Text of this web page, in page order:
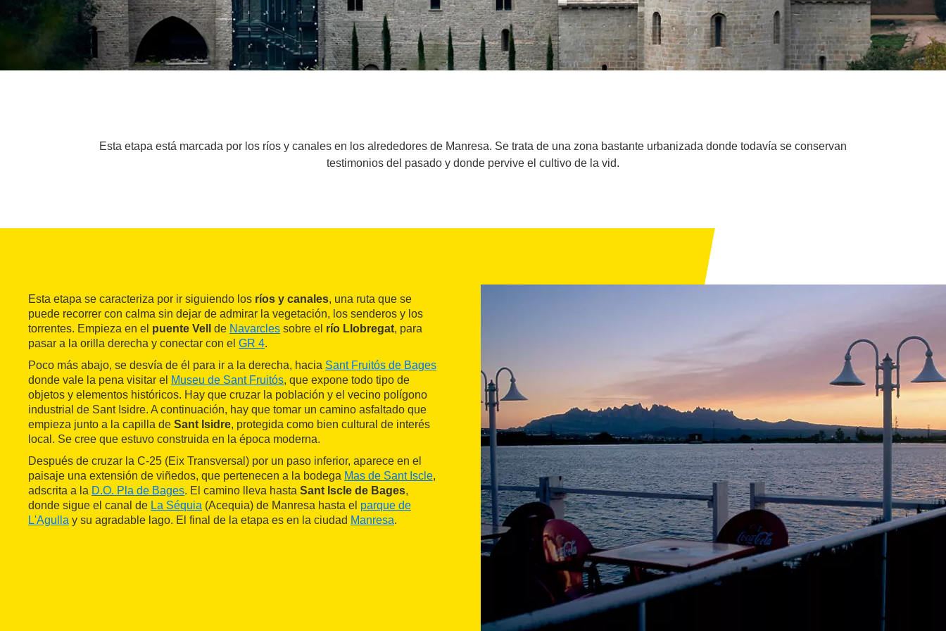
Esta etapa está marcada por los ríos y canales en los alrededores de Manresa. Se trata de una zona bastante urbanizada donde todavía se conservan
testimonios del pasado y donde pervive el cultivo de la vid.
Esta etapa se caracteriza por ir siguiendo los ríos y canales, una ruta que se
puede recorrer con calma sin dejar de admirar la vegetación, los senderos y los
torrentes. Empieza en el puente Vell de Navarcles sobre el río Llobregat, para
pasar a la orilla derecha y conectar con el GR 4.
Poco más abajo, se desvía de él para ir a la derecha, hacia Sant Fruitós de Bages
donde vale la pena visitar el Museu de Sant Fruitós, que expone todo tipo de
objetos y elementos históricos. Hay que cruzar la población y el vecino polígono
industrial de Sant Isidre. A continuación, hay que tomar un camino asfaltado que
empieza junto a la capilla de Sant Isidre, protegida como bien cultural de interés
local. Se cree que estuvo construida en la época moderna.
Después de cruzar la C-25 (Eix Transversal) por un paso inferior, aparece en el
paisaje una extensión de viñedos, que pertenecen a la bodega Mas de Sant Iscle,
adscrita a la D.O. Pla de Bages. El camino lleva hasta Sant Iscle de Bages,
donde sigue el canal de La Séquia (Acequia) de Manresa hasta el parque de
L'Agulla y su agradable lago. El final de la etapa es en la ciudad Manresa.